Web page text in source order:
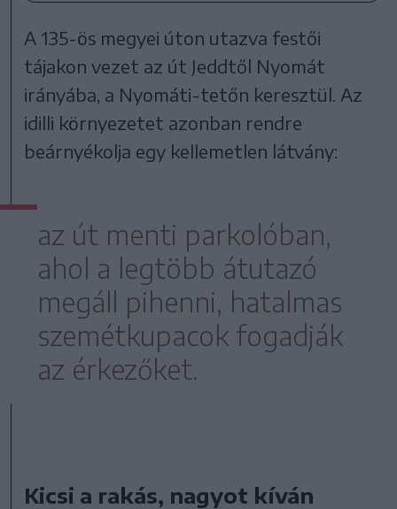
A 135-ös megyei úton utazva festői
tájakon vezet az út Jeddtől Nyomát
irányába, a Nyomáti-tetőn keresztül. Az
idilli környezetet azonban rendre
beárnyékolja egy kellemetlen látvány:
az út menti parkolóban,
ahol a legtöbb átutazó
megáll pihenni, hatalmas
szemétkupacok fogadják
az érkezőket.
Kicsi a rakás, nagyot kíván